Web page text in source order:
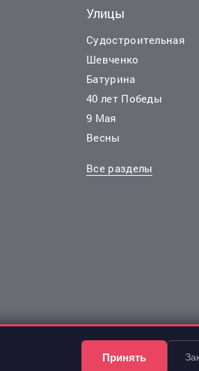
Улицы
Судостроительная
Шевченко
Батурина
40 лет Победы
9 Мая
Весны
Все разделы
Принять